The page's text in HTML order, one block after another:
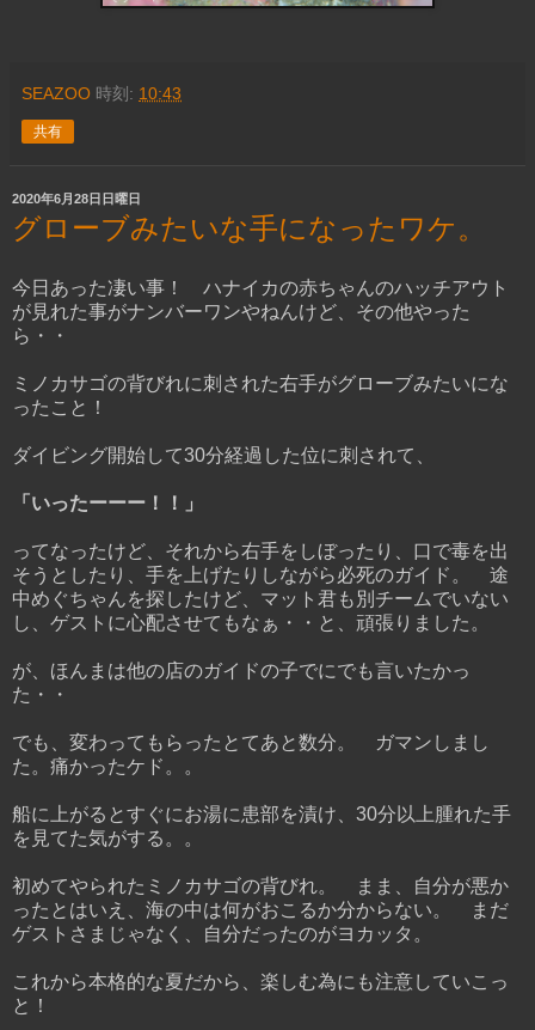
SEAZOO 時刻: 10:43
共有
2020年6月28日日曜日
グローブみたいな手になったワケ。
今日あった凄い事！ ハナイカの赤ちゃんのハッチアウト
が見れた事がナンバーワンやねんけど、その他やった
ら・・
ミノカサゴの背びれに刺された右手がグローブみたいにな
ったこと！
ダイビング開始して30分経過した位に刺されて、
「いったーーー！！」
ってなったけど、それから右手をしぼったり、口で毒を出
そうとしたり、手を上げたりしながら必死のガイド。 途
中めぐちゃんを探したけど、マット君も別チームでいない
し、ゲストに心配させてもなぁ・・と、頑張りました。
が、ほんまは他の店のガイドの子でにでも言いたかっ
た・・
でも、変わってもらったとてあと数分。 ガマンしまし
た。痛かったケド。。
船に上がるとすぐにお湯に患部を漬け、30分以上腫れた手
を見てた気がする。。
初めてやられたミノカサゴの背びれ。 まま、自分が悪か
ったとはいえ、海の中は何がおこるか分からない。 まだ
ゲストさまじゃなく、自分だったのがヨカッタ。
これから本格的な夏だから、楽しむ為にも注意していこっ
と！